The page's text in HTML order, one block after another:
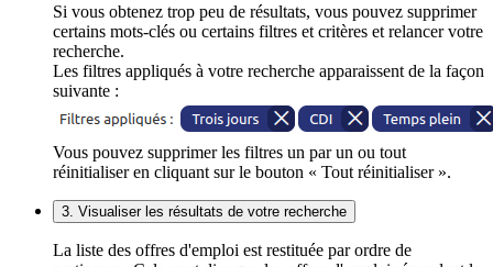
Si vous obtenez trop peu de résultats, vous pouvez supprimer
certains mots-clés ou certains filtres et critères et relancer votre
recherche.
Les filtres appliqués à votre recherche apparaissent de la façon
suivante :
Vous pouvez supprimer les filtres un par un ou tout
réinitialiser en cliquant sur le bouton « Tout réinitialiser ».
3. Visualiser les résultats de votre recherche
La liste des offres d'emploi est restituée par ordre de